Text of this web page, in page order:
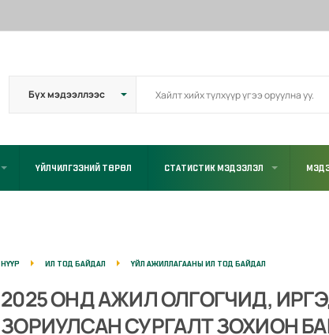
ҮЙЛЧИЛГЭЭНИЙ ТӨРӨЛ СТАТИСТИК МЭДЭЭЛЭЛ
НҮҮР ИЛ ТОД БАЙДАЛ ҮЙЛ АЖИЛЛАГААНЫ ИЛ ТОД БАЙДАЛ
2025 ОНД АЖИЛ ОЛГОГЧИД,
ЗОРИУЛСАН СУРГАЛТ ЗОХИОН